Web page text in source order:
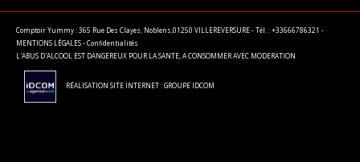
Comptoir Yummy : 365 Rue Des Clayes, Noblens,01250 VILLEREVERSURE - Tél. : +33666786321 -
MENTIONS LÉGALES-Confidentialités
L'ABUS D'ALCOOL EST DANGEREUX POUR LA SANTE, A CONSOMMER AVEC MODERATION
RÉALISATION SITE INTERNET : GROUPE IDCOM